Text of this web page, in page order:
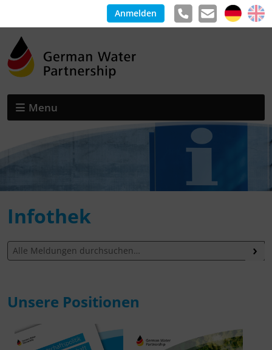
Anmelden
Menu
Infothek
Unsere Positionen